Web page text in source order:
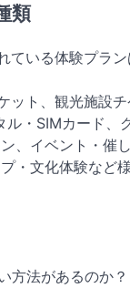
類
ている体験プラ
ット、観光施設
・SIMカード、
、イベント・催
・文化体験など
方法があるのか？